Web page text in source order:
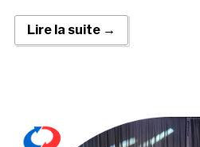
Lire la suite →